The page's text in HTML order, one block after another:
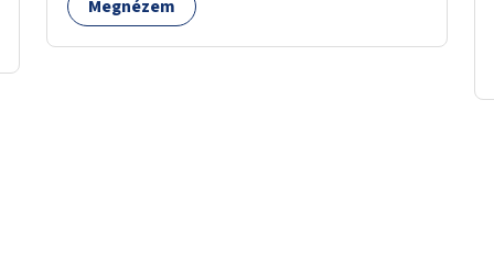
Megnézem